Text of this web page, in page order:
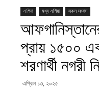
এশিয়া মধ্য এশিয়া সকল সংবাদ
প্রায় ১৫০০
শরণার্থী নগরী
এপ্রিল ১৩, ২০২৫